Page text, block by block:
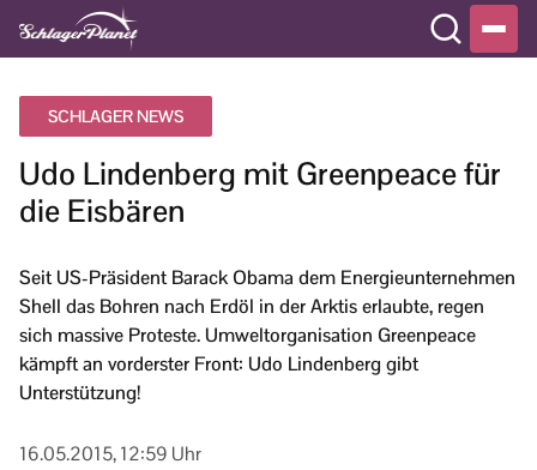
SCHLAGER NEWS
Udo Lindenberg mit Greenpeace für
die Eisbären
Seit US-Präsident Barack Obama dem Energieunternehmen
Shell das Bohren nach Erdöl in der Arktis erlaubte, regen
sich massive Proteste. Umweltorganisation Greenpeace
kämpft an vorderster Front: Udo Lindenberg gibt
Unterstützung!
16.05.2015, 12:59 Uhr